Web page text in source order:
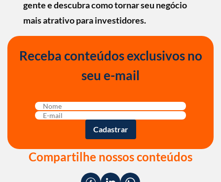
gente e descubra como tornar seu negócio
mais atrativo para investidores.
Receba conteúdos exclusivos no
seu e-mail
Compartilhe nossos conteúdos